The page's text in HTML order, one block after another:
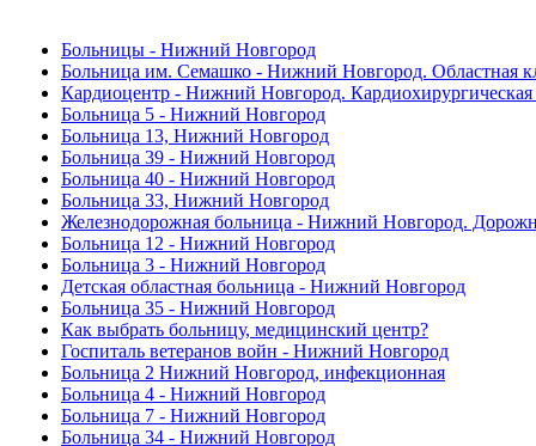
Больницы - Нижний Новгород
Больница им. Семашко - Нижний Новгород. Областная
Кардиоцентр - Нижний Новгород. Кардиохирургическая
Больница 5 - Нижний Новгород
Больница 13, Нижний Новгород
Больница 39 - Нижний Новгород
Больница 40 - Нижний Новгород
Больница 33, Нижний Новгород
Железнодорожная больница - Нижний Новгород.
Больница 12 - Нижний Новгород
Больница 3 - Нижний Новгород
Детская областная больница - Нижний Новгород
Больница 35 - Нижний Новгород
Как выбрать больницу, медицинский центр?
Госпиталь ветеранов войн - Нижний Новгород
Больница 2 Нижний Новгород, инфекционная
Больница 4 - Нижний Новгород
Больница 7 - Нижний Новгород
Больница 34 - Нижний Новгород